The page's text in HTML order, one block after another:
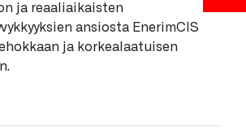
ja reaaliaikaisten
ansiosta EnerimCIS
ja korkealaatuisen